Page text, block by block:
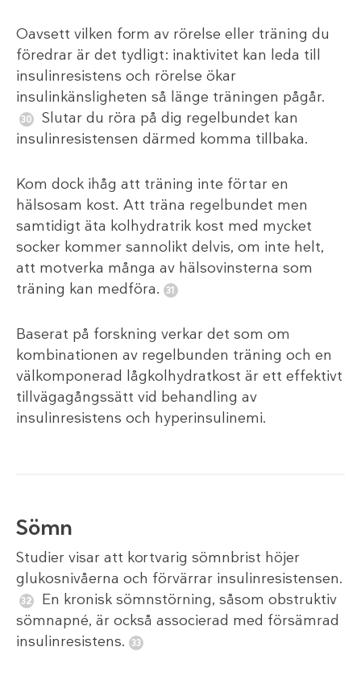
Oavsett vilken form av rörelse eller träning du
föredrar är det tydligt: ​​inaktivitet kan leda till
insulinresistens och rörelse ökar
insulinkänsligheten så länge träningen pågår.
Slutar du röra på dig regelbundet kan
insulinresistensen därmed komma tillbaka.
Kom dock ihåg att träning inte förtar en
hälsosam kost. Att träna regelbundet men
samtidigt äta kolhydratrik kost med mycket
socker kommer sannolikt delvis, om inte helt,
att motverka många av hälsovinsterna som
träning kan medföra.
Baserat på forskning verkar det som om
kombinationen av regelbunden träning och en
välkomponerad lågkolhydratkost är ett effektivt
tillvägagångssätt vid behandling av
insulinresistens och hyperinsulinemi.
Sömn
Studier visar att kortvarig sömnbrist höjer
glukosnivåerna och förvärrar insulinresistensen.
En kronisk sömnstörning, såsom obstruktiv
sömnapné, är också associerad med försämrad
insulinresistens.